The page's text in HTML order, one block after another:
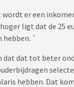
er een
ligt dat de 25
hebben. `
dat dat tot beter
hebben. Dat